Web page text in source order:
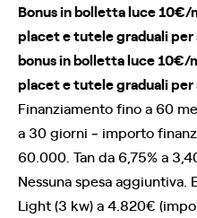
Bonus in bolletta luce 10€/
placet e tutele graduali per
bonus in bolletta luce 10€/
placet e tutele graduali per
Finanziamento fino a 60
a 30 giorni ‐ importo
60.000. Tan da 6,75% a
Nessuna spesa aggiuntiva.
Light (3 kw) a 4.820€